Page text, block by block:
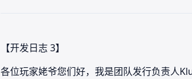
【开发日志 3】
各位玩家姥爷您们好，我是团队发行负责人